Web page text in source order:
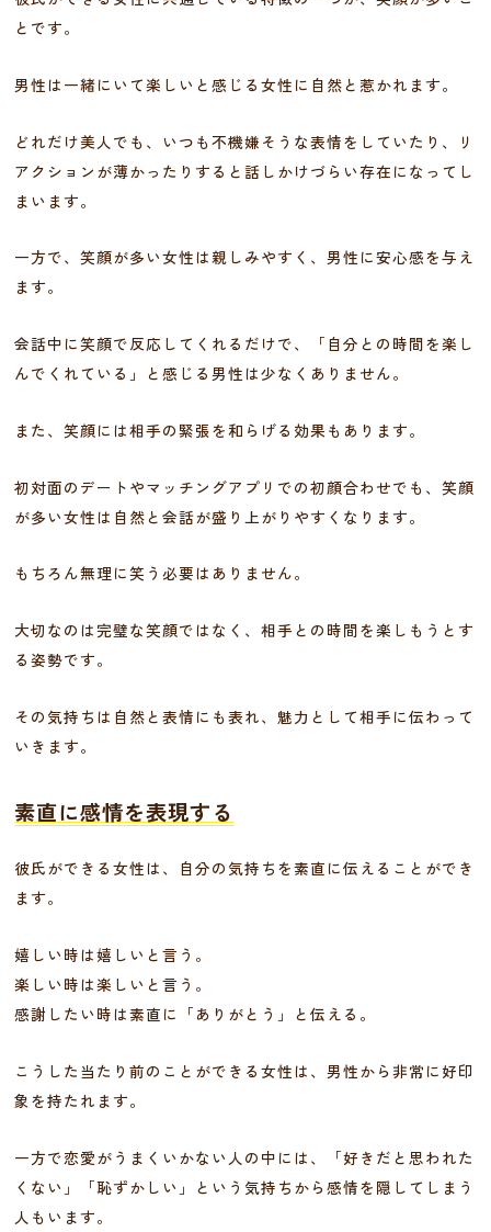
とです。
男性は一緒にいて楽しいと感じる女性に自然と惹かれます。
どれだけ美人でも、いつも不機嫌そうな表情をしていたり、リ
アクションが薄かったりすると話しかけづらい存在になってし
まいます。
一方で、笑顔が多い女性は親しみやすく、男性に安心感を与え
ます。
会話中に笑顔で反応してくれるだけで、「自分との時間を楽し
んでくれている」と感じる男性は少なくありません。
また、笑顔には相手の緊張を和らげる効果もあります。
初対面のデートやマッチングアプリでの初顔合わせでも、笑顔
が多い女性は自然と会話が盛り上がりやすくなります。
もちろん無理に笑う必要はありません。
大切なのは完璧な笑顔ではなく、相手との時間を楽しもうとす
る姿勢です。
その気持ちは自然と表情にも表れ、魅力として相手に伝わって
いきます。
素直に感情を表現する
彼氏ができる女性は、自分の気持ちを素直に伝えることができ
ます。
嬉しい時は嬉しいと言う。
楽しい時は楽しいと言う。
感謝したい時は素直に「ありがとう」と伝える。
こうした当たり前のことができる女性は、男性から非常に好印
象を持たれます。
一方で恋愛がうまくいかない人の中には、「好きだと思われた
くない」「恥ずかしい」という気持ちから感情を隠してしまう
人もいます。